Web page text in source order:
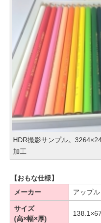
HDR撮影サンプル。
加工
【おもな仕様】
メーカー
アップル
サイズ
(高×幅×厚)